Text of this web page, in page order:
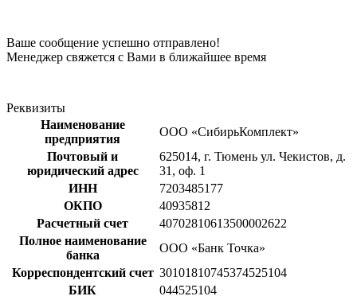
Ваше сообщение успешно отправлено!
Менеджер свяжется с Вами в ближайшее время
Реквизиты
Наименование
предприятия
ООО «СибирьКомплект»
Почтовый и
юридический адрес
625014, г. Тюмень ул. Чекистов, д.
31, оф. 1
ИНН
7203485177
ОКПО
40935812
Расчетный счет
40702810613500002622
Полное наименование
банка
ООО «Банк Точка»
Корреспондентский счет 30101810745374525104
БИК
044525104